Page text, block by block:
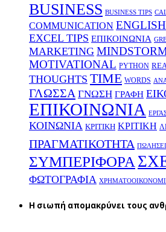
BUSINESS BUSINESS TIPS
COMMUNICATION
EXCEL TIPS EΠΙΚΟΙΝΩΝΙΑ
MARKETING
MOTIVATIONAL PYTHON
THOUGHTS TIME WORDS
ΓΛΩΣΣΑ ΓΝΩΣΗ ΓΡΑΦΗ
ΕΠΙΚΟΙΝΩΝΙΑ
ΚΟΙΝΩΝΙΑ ΚΡΙΤΙΚΗ ΚΡΙΤΙΚΗ
ΠΡΑΓΜΑΤΙΚΟΤΗΤΑ
ΣΥΜΠΕΡΙΦΟΡΑ
ΦΩΤΟΓΡΑΦΙΑ
H σιωπή απομακρύνει τους